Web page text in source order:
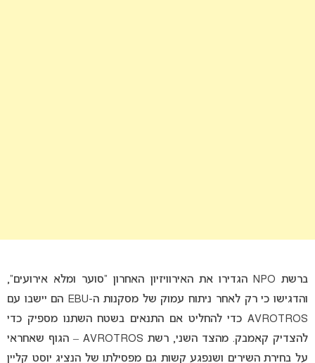
ברשת NPO הגדירו את האירוויזיון האחרון “סוער ומלא אירועים”,
והדגישו כי רק לאחר ניתוח עמוק של מסקנות ה-EBU הם יישבו עם
AVROTROS כדי להחליט אם התנאים בשטח השתנו מספיק כדי
להצדיק קאמבק. מהצד השני, רשת AVROTROS – הגוף שאחראי
על בחירת השירים ושנפגע קשות גם מפסילתו של הנציג יוסט קליין